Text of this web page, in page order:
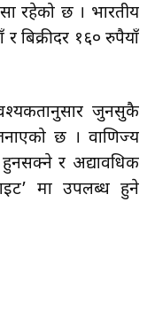
रहेको छ । भारतीय
बिक्रीदर १६० रुपैयाँ
जुनसुकै
छ । वाणिज्य
र अद्यावधिक
मा उपलब्ध हुने